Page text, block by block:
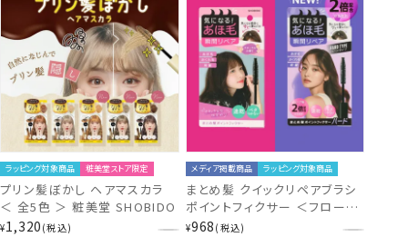
ラッピング対象商品 粧美堂ストア限定
プリン髪ぼかし ヘアマスカラ
＜ 全5色 ＞ 粧美堂 SHOBIDO
¥1,320 税込
メディア掲載商品 ラッピング対象商品
まとめ髪 クイックリペアブラシ
ポイントフィクサー ＜フローラ
ルの香り/星のカービィ/ハード
¥968 税込